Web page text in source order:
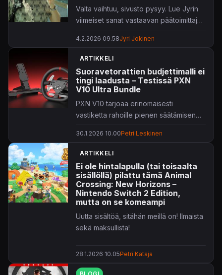
Valta vaihtuu, sivusto pysyy. Lue Jyrin
viimeiset sanat vastaavan päätoimittajan
4.2.2026 09.58Jyri Jokinen
ARTIKKELI
Suoravetorattien budjettimalli ei
tingi laadusta – Testissä PXN
V10 Ultra Bundle
PXN V10 tarjoaa erinomaisesti
vastiketta rahoille pienen säätämisen
PlayStation 5 -tuen puuttuminen.
30.1.2026 10.00Petri Leskinen
ARTIKKELI
Ei ole hintalapulla (tai toisaalta
sisällöllä) pilattu tämä Animal
Crossing: New Horizons –
Nintendo Switch 2 Edition,
mutta on se komeampi
Uutta sisältöä, sitähän meillä on! Ilmaista
sekä maksullista!
28.1.2026 10.05Petri Kataja